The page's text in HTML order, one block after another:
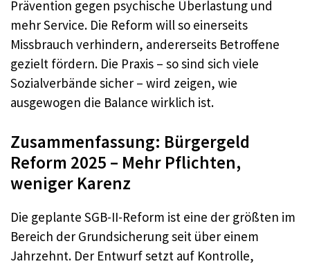
Prävention gegen psychische Überlastung und
mehr Service. Die Reform will so einerseits
Missbrauch verhindern, andererseits Betroffene
gezielt fördern. Die Praxis – so sind sich viele
Sozialverbände sicher – wird zeigen, wie
ausgewogen die Balance wirklich ist.
Zusammenfassung: Bürgergeld
Reform 2025 – Mehr Pflichten,
weniger Karenz
Die geplante SGB-II-Reform ist eine der größten im
Bereich der Grundsicherung seit über einem
Jahrzehnt. Der Entwurf setzt auf Kontrolle,